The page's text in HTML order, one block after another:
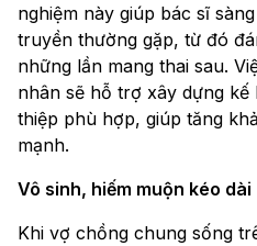
nghiệm này giúp bác sĩ
truyền thường gặp, từ đó
những lần mang thai sau.
nhân sẽ hỗ trợ xây dựng
thiệp phù hợp, giúp tăng
mạnh.
Vô sinh, hiếm muộn kéo dài
Khi vợ chồng chung sống